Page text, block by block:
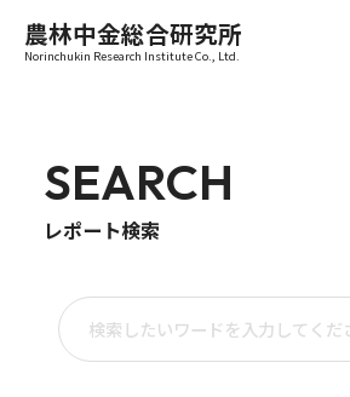
農林中金総合研究所
Norinchukin Research Institute Co., Ltd.
SEARCH
レポート検索